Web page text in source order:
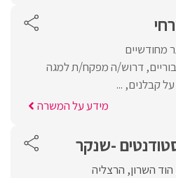
מחודשיים
דרוש/ה מפקח/ת למגה
קבלנים, ...
מידע על המשרה
-שנקר
הוד השרון הרצליה